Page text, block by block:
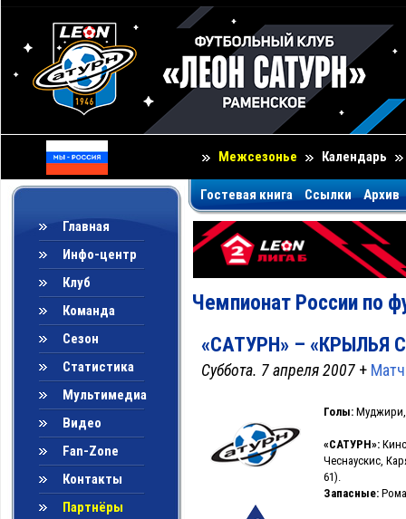
Межсезонье Календарь
Главная
Инфо-центр
Клуб
Команда
Сезон
Статистика
Мультимедиа
Видео
Fan-Zone
Контакты
Партнёры
Гостевая книга Ссылки Архив
Чемпионат России по
«САТУРН» – «КРЫЛЬЯ
Суббота. 7 апреля 2007 +
Голы: Муджири,
«САТУРН»:
Чеснаускис,
61).
Запасные: